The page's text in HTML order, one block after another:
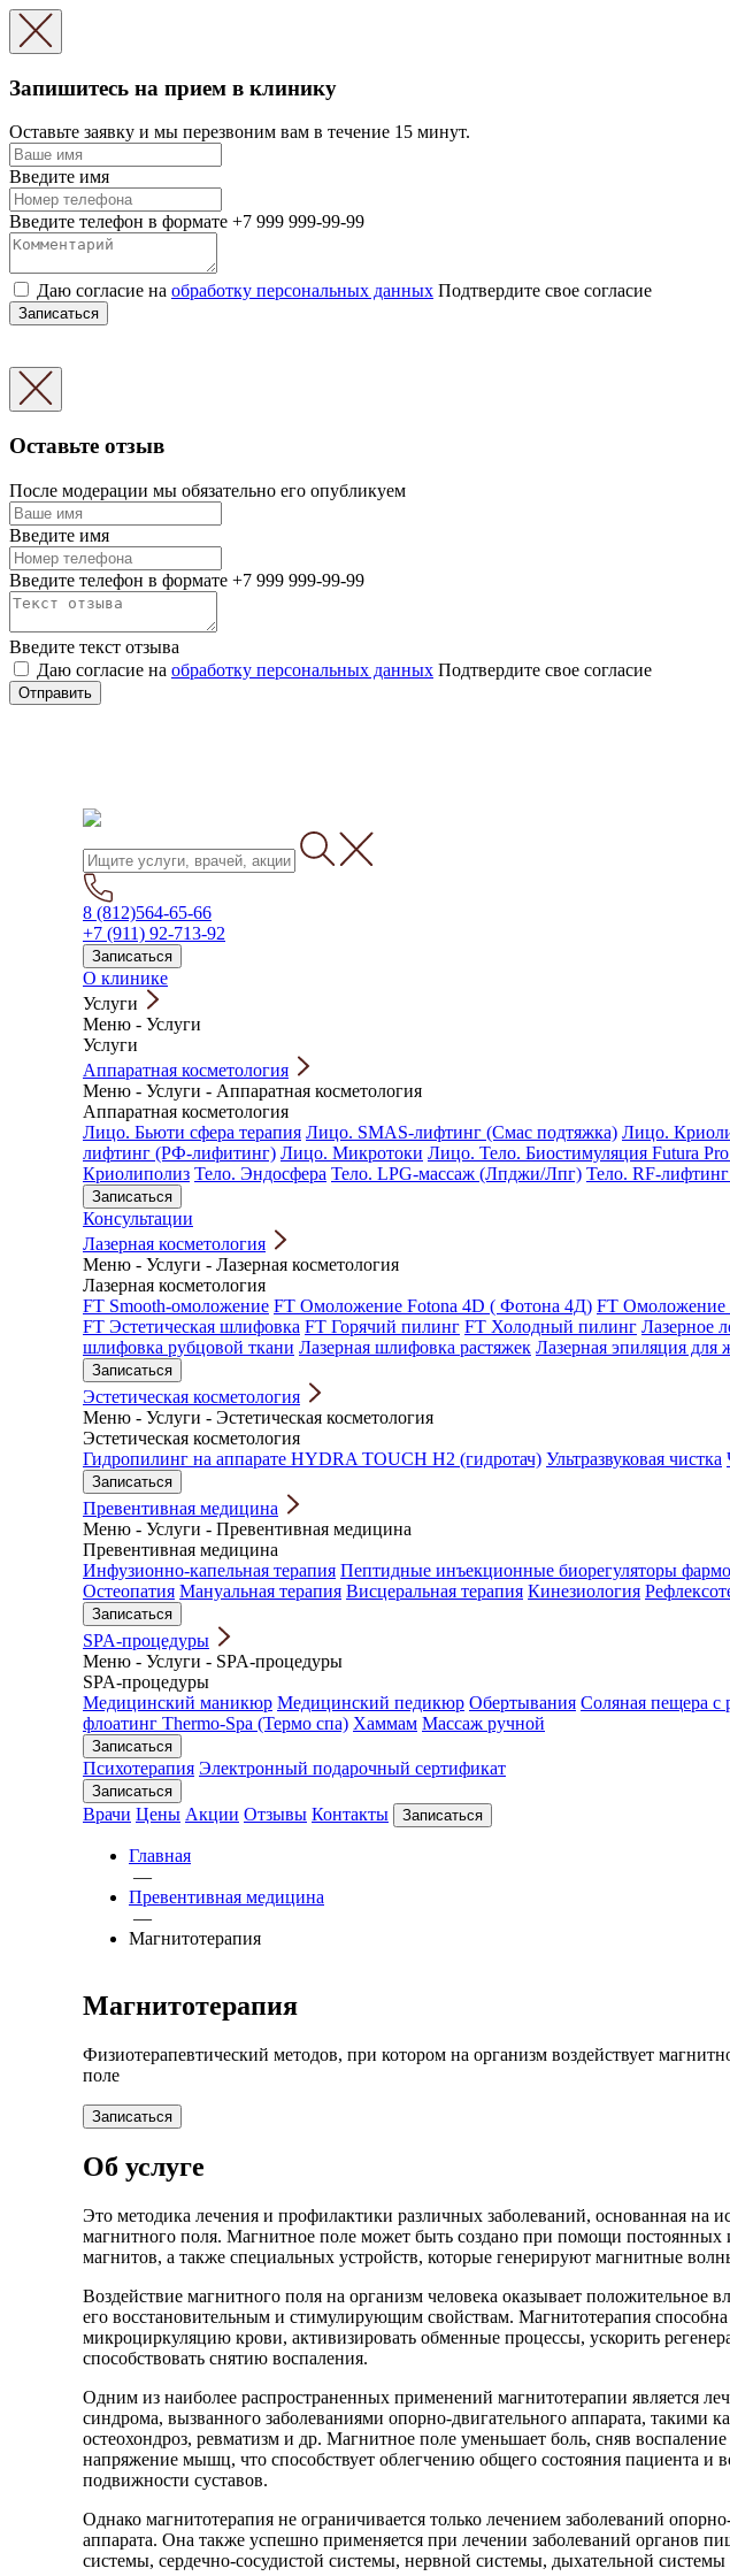
Запишитесь на прием в клинику
Оставьте заявку и мы перезвоним вам в течение 15 минут.
Введите имя
Введите телефон в формате +7 999 999-99-99
Даю согласие на обработку персональных данных Подтвердите свое согласие
Записаться
Оставьте отзыв
После модерации мы обязательно его опубликуем
Введите имя
Введите телефон в формате +7 999 999-99-99
Введите текст отзыва
Даю согласие на обработку персональных данных Подтвердите свое согласие
Отправить
8 (812)564-65-66
+7 (911) 92-713-92
Записаться
О клинике
Услуги
Меню - Услуги
Услуги
Аппаратная косметология
Меню - Услуги - Аппаратная косметология
Аппаратная косметология
Лицо. Бьюти сфера терапия Лицо. SMAS-лифтинг (Смас подтяжка) Лицо.
лифтинг (РФ-лифитинг) Лицо. Микротоки Лицо. Тело. Биостимуляция Futura
Криолиполиз Тело. Эндосфера Тело. LPG-массаж (Лпджи/Лпг) Тело. RF-
Записаться
Консультации
Лазерная косметология
Меню - Услуги - Лазерная косметология
Лазерная косметология
FT Smooth-омоложение FT Омоложение Fotona 4D ( Фотона 4Д) FT Омоложение
FT Эстетическая шлифовка FT Горячий пилинг FT Холодный пилинг Лазерное
шлифовка рубцовой ткани Лазерная шлифовка растяжек Лазерная эпиляция для
Записаться
Эстетическая косметология
Меню - Услуги - Эстетическая косметология
Эстетическая косметология
Гидропилинг на аппарате HYDRA TOUCH H2 (гидротач) Ультразвуковая чистка
Записаться
Превентивная медицина
Меню - Услуги - Превентивная медицина
Превентивная медицина
Инфузионно-капельная терапия Пептидные инъекционные биорегуляторы
Остеопатия Мануальная терапия Висцеральная терапия Кинезиология
Записаться
SPA-процедуры
Меню - Услуги - SPA-процедуры
SPA-процедуры
Медицинский маникюр Медицинский педикюр Обертывания Соляная пещера с
флоатинг Thermo-Spa (Термо спа) Хаммам Массаж ручной
Записаться
Психотерапия Электронный подарочный сертификат
Записаться
Врачи Цены Акции Отзывы Контакты Записаться
Главная
—
Превентивная медицина
—
Магнитотерапия
Магнитотерапия
Физиотерапевтический методов, при котором на организм воздействует
поле
Записаться
Об услуге
Это методика лечения и профилактики различных заболеваний, основанная на
магнитного поля. Магнитное поле может быть создано при помощи
магнитов, а также специальных устройств, которые генерируют магнитные
Воздействие магнитного поля на организм человека оказывает положительное
его восстановительным и стимулирующим свойствам. Магнитотерапия
микроциркуляцию крови, активизировать обменные процессы, ускорить
способствовать снятию воспаления.
Одним из наиболее распространенных применений магнитотерапии является
синдрома, вызванного заболеваниями опорно-двигательного аппарата, такими
остеохондроз, ревматизм и др. Магнитное поле уменьшает боль, сняв
напряжение мышц, что способствует облегчению общего состояния пациента и
подвижности суставов.
Однако магнитотерапия не ограничивается только лечением заболеваний
аппарата. Она также успешно применяется при лечении заболеваний органов
системы, сердечно-сосудистой системы, нервной системы, дыхательной системы